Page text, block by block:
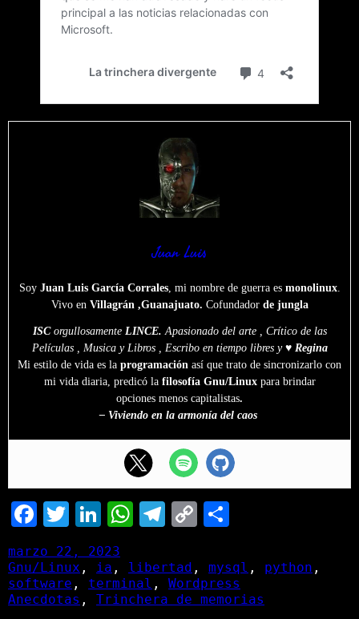
Juan Luis
Soy Juan Luis García Corrales, mi nombre de guerra es monolinux.
Vivo en Villagrán ,Guanajuato. Cofundadorde jungla
ISCorgullosamente LINCE. Apasionado del arte , Crítico de las
Películas , Musica y Libros , Escribo en tiempo libres y ♥ Regina
Mi estilo de vida es la programación así que trato de sincronizarlo con
mi vida diaria, predicó la filosofía Gnu/Linux para brindar
opciones menos capitalistas.
– Viviendo en la armonía del caos
Facebook
Twitter
LinkedIn
WhatsApp
Telegram
Copy
marzo 22, 2023
Gnu/Linux , ia , libertad , mysql , python
software , terminal , Wordpress
Anecdotas , Trinchera de memorias